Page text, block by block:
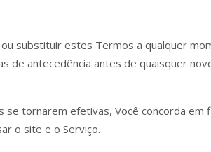
substituir estes Termos a qualquer
de antecedência antes de quaisquer
tornarem efetivas, Você concorda em
o site e o Serviço.